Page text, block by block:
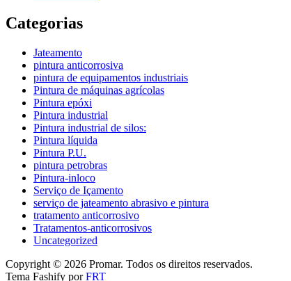
Categorias
Jateamento
pintura anticorrosiva
pintura de equipamentos industriais
Pintura de máquinas agrícolas
Pintura epóxi
Pintura industrial
Pintura industrial de silos:
Pintura líquida
Pintura P.U.
pintura petrobras
Pintura-inloco
Serviço de Içamento
serviço de jateamento abrasivo e pintura
tratamento anticorrosivo
Tratamentos-anticorrosivos
Uncategorized
Copyright © 2026 Promar. Todos os direitos reservados.
Tema Fashify porFRT